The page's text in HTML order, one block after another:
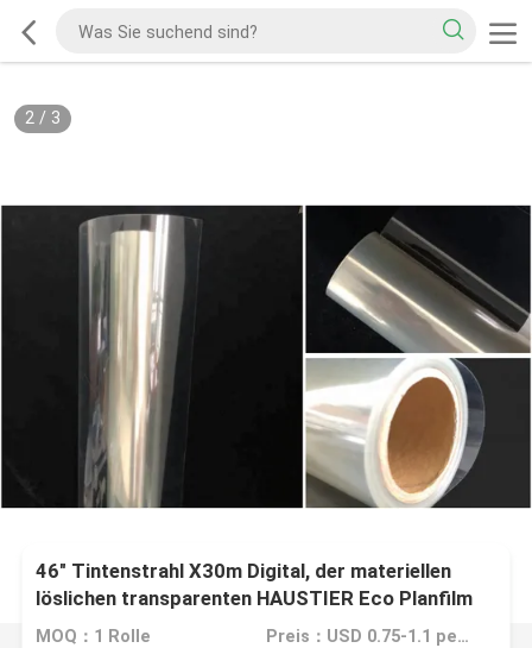
2/ 3
46" Tintenstrahl X30m Digital, der materiellen
löslichen transparenten HAUSTIER Eco Planfilm
druckt
MOQ：1 Rolle Preis：USD 0.75-1.1 per square meter